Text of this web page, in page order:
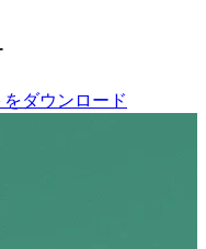
ダウンロード